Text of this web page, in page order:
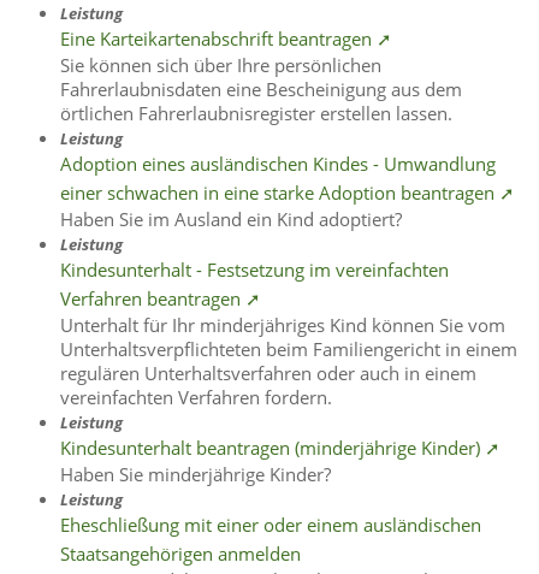
Leistung
Eine Karteikartenabschrift beantragen ➚
Sie können sich über Ihre persönlichen
Fahrerlaubnisdaten eine Bescheinigung aus dem
örtlichen Fahrerlaubnisregister erstellen lassen.
Leistung
Adoption eines ausländischen Kindes - Umwandlung
einer schwachen in eine starke Adoption beantragen ➚
Haben Sie im Ausland ein Kind adoptiert?
Leistung
Kindesunterhalt - Festsetzung im vereinfachten
Verfahren beantragen ➚
Unterhalt für Ihr minderjähriges Kind können Sie vom
Unterhaltsverpflichteten beim Familiengericht in einem
regulären Unterhaltsverfahren oder auch in einem
vereinfachten Verfahren fordern.
Leistung
Kindesunterhalt beantragen (minderjährige Kinder) ➚
Haben Sie minderjährige Kinder?
Leistung
Eheschließung mit einer oder einem ausländischen
Staatsangehörigen anmelden